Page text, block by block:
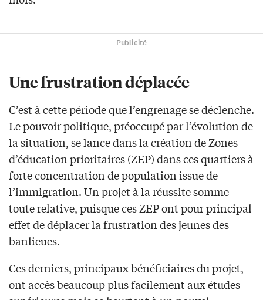
Publicité
Une frustration déplacée
C’est à cette période que l’engrenage se déclenche.
Le pouvoir politique, préoccupé par l’évolution de
la situation, se lance dans la création de Zones
d’éducation prioritaires (ZEP) dans ces quartiers à
forte concentration de population issue de
l’immigration. Un projet à la réussite somme
toute relative, puisque ces ZEP ont pour principal
effet de déplacer la frustration des jeunes des
banlieues.
Ces derniers, principaux bénéficiaires du projet,
ont accès beaucoup plus facilement aux études